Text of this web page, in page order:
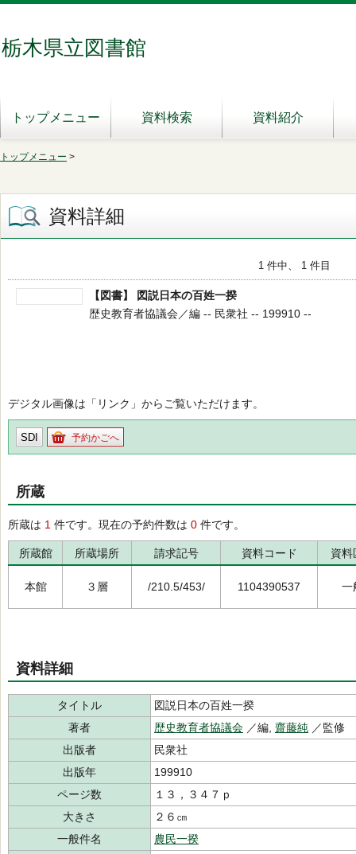
栃木県立図書館
トップメニュー 資料検索 資料紹介
トップメニュー >
資料詳細
1 件中、 1 件目
【図書】 図説日本の百姓一揆
歴史教育者協議会／編 -- 民衆社 -- 199910 --
デジタル画像は「リンク」からご覧いただけます。
SDI 予約かごへ
所蔵
所蔵は 1 件です。現在の予約件数は 0 件です。
所蔵館 所蔵場所 請求記号 資料コード 資料
本館 ３層 /210.5/453/ 1104390537 一
資料詳細
タイトル
図説日本の百姓一揆
著者
歴史教育者協議会 ／編, 齋藤純 ／監修
出版者
民衆社
出版年
199910
ページ数
１３，３４７ｐ
大きさ
２６㎝
一般件名
農民一揆